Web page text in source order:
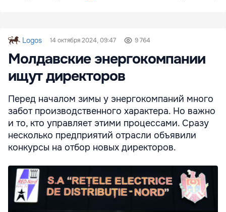
Logos 14 октября 2024, 09:47 9 764
Молдавские энергокомпании
ищут директоров
Перед началом зимы у энергокомпаний много
забот производственного характера. Но важно
и то, кто управляет этими процессами. Сразу
несколько предприятий отрасли объявили
конкурсы на отбор новых директоров.